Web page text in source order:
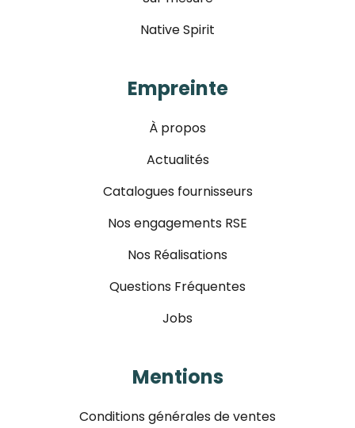
Native Spirit
Empreinte
À propos
Actualités
Catalogues fournisseurs
Nos engagements RSE
Nos Réalisations
Questions Fréquentes
Jobs
Mentions
Conditions générales de ventes